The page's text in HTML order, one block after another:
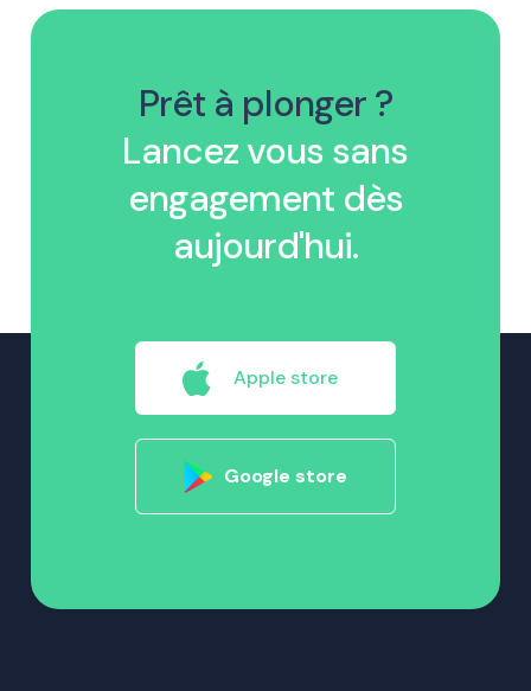
Prêt à plonger ?
Lancez vous sans
engagement dès
aujourd'hui.
Apple store
Google store